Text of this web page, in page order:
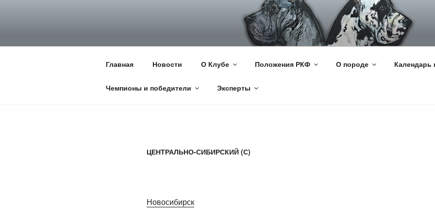
НКП НЕМЕЦКИЙ ДОГ
Официальный сайт НКП Немецкий Дог
Главная Новости О Клубе Положения РКФ О породе Календарь
Чемпионы и победители Эксперты
ЦЕНТРАЛЬНО-СИБИРСКИЙ (С)
Новосибирск